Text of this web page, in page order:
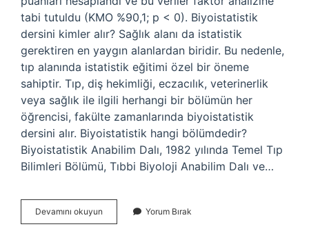
tabi tutuldu (KMO %90,1; p < 0). Biyoistatistik
dersini kimler alır? Sağlık alanı da istatistik
gerektiren en yaygın alanlardan biridir. Bu nedenle,
tıp alanında istatistik eğitimi özel bir öneme
sahiptir. Tıp, diş hekimliği, eczacılık, veterinerlik
veya sağlık ile ilgili herhangi bir bölümün her
öğrencisi, fakülte zamanlarında biyoistatistik
dersini alır. Biyoistatistik hangi bölümdedir?
Biyoistatistik Anabilim Dalı, 1982 yılında Temel Tıp
Bilimleri Bölümü, Tıbbi Biyoloji Anabilim Dalı ve…
Devamını okuyun Biyoistatistik
Önemi
Yorum Bırak